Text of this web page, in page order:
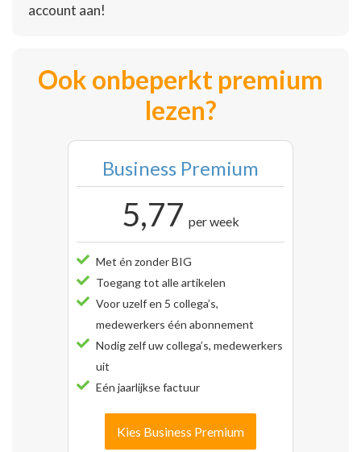
account aan!
Ook onbeperkt premium
lezen?
Business Premium
5,77 per week
Met én zonder BIG
Toegang tot alle artikelen
Voor uzelf en 5 collega’s,
medewerkers één abonnement
Nodig zelf uw collega’s, medewerkers
uit
Eén jaarlijkse factuur
Kies Business Premium